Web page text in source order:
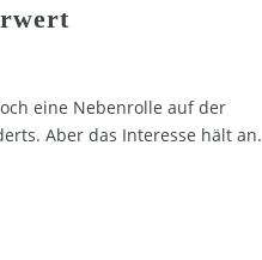
eine Nebenrolle auf der
Aber das Interesse hält an.